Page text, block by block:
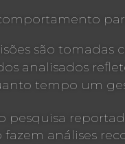
são tomadas
analisados
tempo um
pesquisa
fazem análises